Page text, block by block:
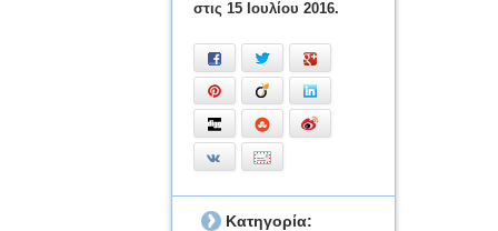
στις 15 Ιουλίου 2016.
Facebook Twitter
Pinterest Viadeo
StumbleUpon
VKontakte
Κατηγορία: